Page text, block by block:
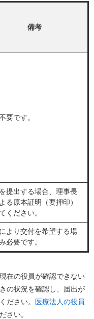
備考
要です。
提出する場合、理事長
る原本証明（要押印）
ください。
より交付を希望する場
必要です。
在の役員が確認できない
の状況を確認し、届出が
ださい。
医療法人の役員
さい。